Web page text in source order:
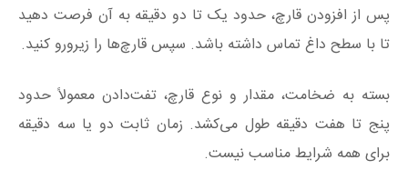
پس از افزودن قارچ، حدود یک تا دو دقیقه به آن فرصت دهید
تا با سطح داغ تماس داشته باشد. سپس قارچ‌ها را زیرورو کنید.
بسته به ضخامت، مقدار و نوع قارچ، تفت‌دادن معمولاً حدود
پنج تا هفت دقیقه طول می‌کشد. زمان ثابت دو یا سه دقیقه
برای همه شرایط مناسب نیست.